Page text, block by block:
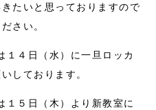
たいと思っておりますので
さい。
４日（水）に一旦ロッカ
しております。
５日（木）より新教室に